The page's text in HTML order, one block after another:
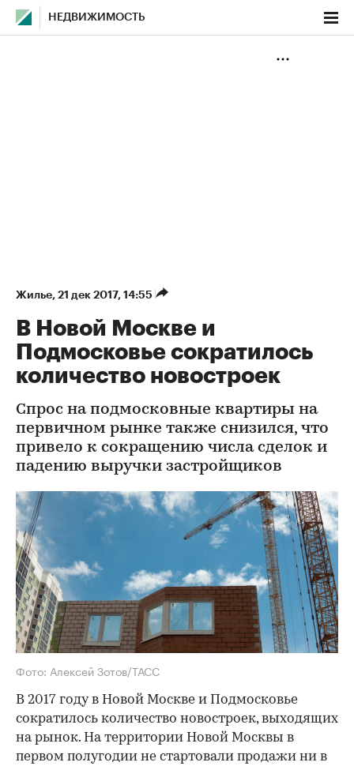
НЕДВИЖИМОСТЬ
Жилье⁠, 21 дек 2017, 14:55
В Новой Москве и
Подмосковье сократилось
количество новостроек
Спрос на подмосковные квартиры на
первичном рынке также снизился, что
привело к сокращению числа сделок и
падению выручки застройщиков
Фото: Алексей Зотов/ТАСС
В 2017 году в Новой Москве и Подмосковье
сократилось количество новостроек, выходящих
на рынок. На территории Новой Москвы в
первом полугодии не стартовали продажи ни в